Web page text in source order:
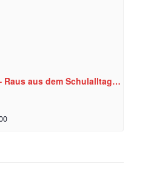
Raus aus dem Schulalltag…